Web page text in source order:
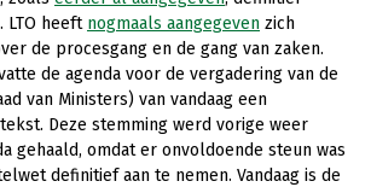
en onderwijs
LTO heeft nogmaals aangegeven zich
de procesgang en de gang van zaken.
de agenda voor de vergadering van de
van Ministers) van vandaag een
Deze stemming werd vorige weer
gehaald, omdat er onvoldoende steun was
definitief aan te nemen. Vandaag is de